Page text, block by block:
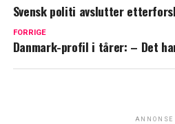
Svensk politi avslutter
FORRIGE
Danmark-profil i tårer: – Det
ANNONSE